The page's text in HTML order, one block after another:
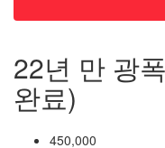
22년 만 광
완료)
450,000